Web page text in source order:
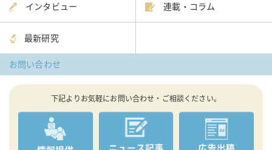
インタビュー 連載・コラム
最新研究
お問い合わせ
下記よりお気軽にお問い合わせ・ご相談ください。